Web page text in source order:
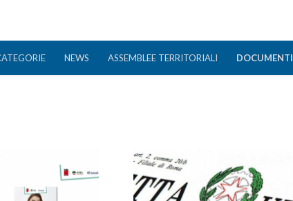
NEWS ASSEMBLEE TERRITORIALI DOCUMENTI